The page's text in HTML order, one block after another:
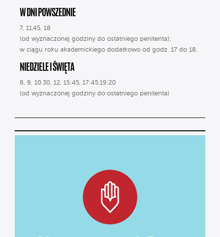
W DNI POWSZEDNIE
7, 11.45, 18
(od wyznaczonej godziny do ostatniego penitenta);
w ciągu roku akademickiego dodatkowo od godz. 17 do 18.
NIEDZIELE I ŚWIĘTA
8, 9, 10.30, 12, 15:45, 17:45,19:20
(od wyznaczonej godziny do ostatniego penitenta)